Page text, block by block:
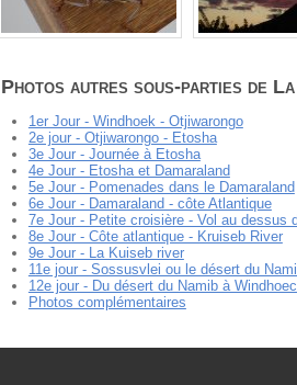
Photos autres sous-parties de La
1er Jour - Windhoek - Otjiwarongo
2e jour - Otjiwarongo - Etosha
3e Jour - Journée à Etosha
4e Jour - Etosha et Damaraland
5e Jour - Pomenades dans le Damaraland
6e Jour - Damaraland - côte Atlantique
7e Jour - Petite croisière - Vol au dessus
8e Jour - Côte atlantique - Kruiseb River
9e Jour - La Kuiseb river
11e jour - Sossusvlei ou le désert du
12e jour - Du désert du Namib à
Photos complémentaires